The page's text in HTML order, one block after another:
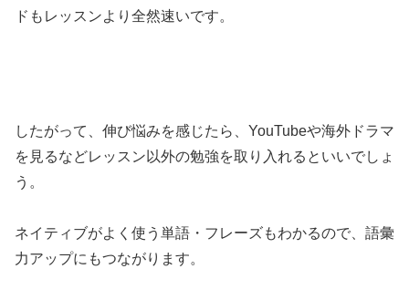
ドもレッスンより全然速いです。
したがって、伸び悩みを感じたら、YouTubeや海外ドラマ
を見るなどレッスン以外の勉強を取り入れるといいでしょ
う。
ネイティブがよく使う単語・フレーズもわかるので、語彙
力アップにもつながります。